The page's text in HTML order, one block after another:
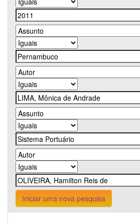
Iniciar uma nova pesquisa